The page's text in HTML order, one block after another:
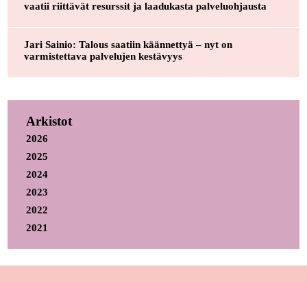
vaatii riittävät resurssit ja laadukasta palveluohjausta
Jari Sainio: Talous saatiin käännettyä – nyt on
varmistettava palvelujen kestävyys
Arkistot
2026
2025
2024
2023
2022
2021